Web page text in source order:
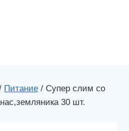
Питание / Супер слим со
30 шт.